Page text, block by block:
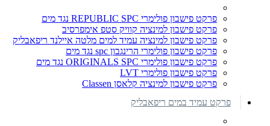
פרקט פישבון פולימרי REPUBLIC SPC נגד מים
פרקט פישבון למינציה קוויק סטפ אימפרסיב
פרקט פישבון למינציה עמיד למים מלטה איילנד ריפאבליק
פרקט פישבון פולימרי הרינגבון spc נגד מים
פרקט פישבון פולימרי ORIGINALS SPC נגד מים
פרקט פישבון פולימרי LVT
פרקט פישבון למינציה קלאסן Classen
פרקט עמיד במים ריפאבליק